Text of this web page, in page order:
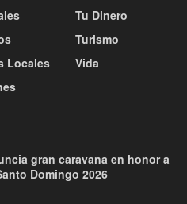
Locales
Tu Dinero
Turismo
Vida
gran caravana en honor a
Domingo 2026